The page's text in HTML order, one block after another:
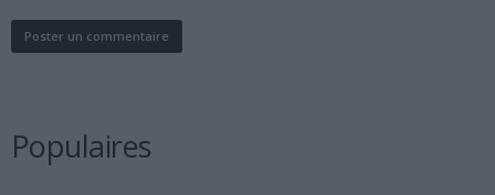
Populaires